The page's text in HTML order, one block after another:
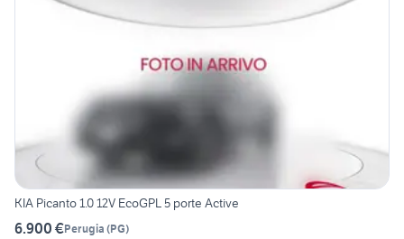
KIA Picanto 1.0 12V EcoGPL 5 porte Active
6.900 €Perugia (PG)